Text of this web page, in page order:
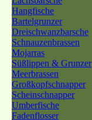
Hangfische
Bartelgrunzer
Dreischwanzbarsche
Schnauzenbrassen
Mojarras
Süßlippen & Grunzer
Meerbrassen
Großkopfschnapper
Scheinschnapper
Umberfische
Fadenflosser